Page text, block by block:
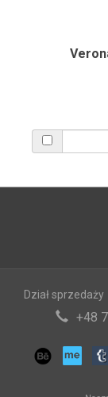
Dział sprzedaży
+48